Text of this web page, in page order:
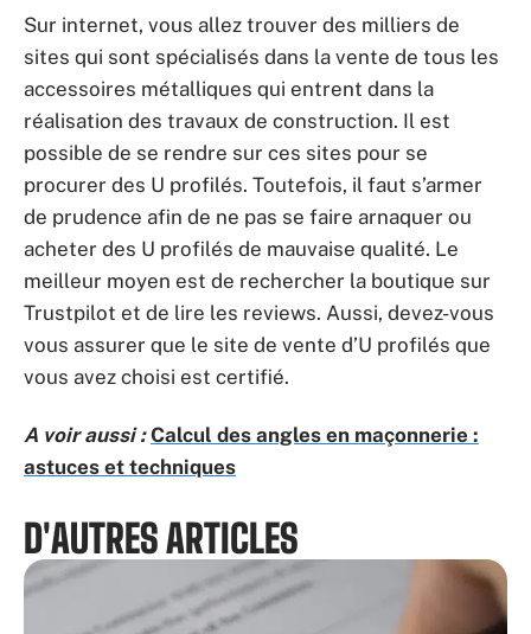
Sur internet, vous allez trouver des milliers de
sites qui sont spécialisés dans la vente de tous les
accessoires métalliques qui entrent dans la
réalisation des travaux de construction. Il est
possible de se rendre sur ces sites pour se
procurer des U profilés. Toutefois, il faut s’armer
de prudence afin de ne pas se faire arnaquer ou
acheter des U profilés de mauvaise qualité. Le
meilleur moyen est de rechercher la boutique sur
Trustpilot et de lire les reviews. Aussi, devez-vous
vous assurer que le site de vente d’U profilés que
vous avez choisi est certifié.
A voir aussi : Calcul des angles en maçonnerie :
astuces et techniques
D'AUTRES ARTICLES